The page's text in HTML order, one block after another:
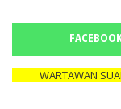
WARTAWAN SUARA